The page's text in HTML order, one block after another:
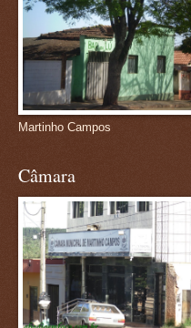
Martinho Campos
Câmara